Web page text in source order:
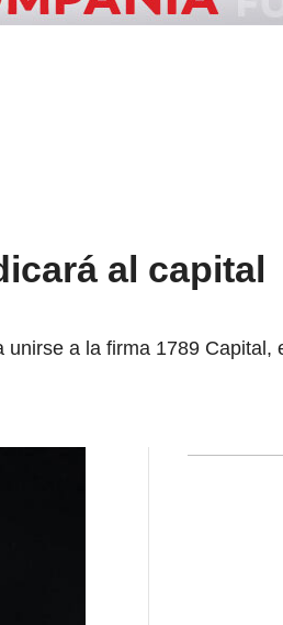
al capital
a la firma 1789 Capital,